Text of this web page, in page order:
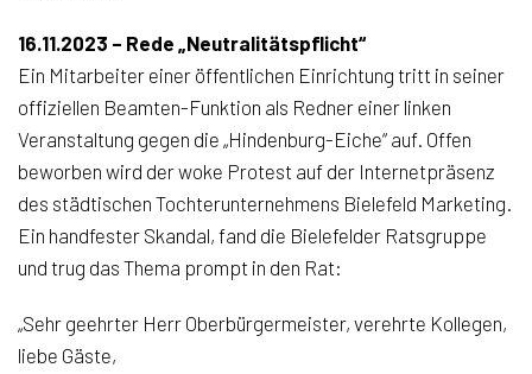
16.11.2023 – Rede „Neutralitätspflicht“
Ein Mitarbeiter einer öffentlichen Einrichtung tritt in seiner
offiziellen Beamten-Funktion als Redner einer linken
Veranstaltung gegen die „Hindenburg-Eiche“ auf. Offen
beworben wird der woke Protest auf der Internetpräsenz
des städtischen Tochterunternehmens Bielefeld Marketing.
Ein handfester Skandal, fand die Bielefelder Ratsgruppe
und trug das Thema prompt in den Rat:
„Sehr geehrter Herr Oberbürgermeister, verehrte Kollegen,
liebe Gäste,